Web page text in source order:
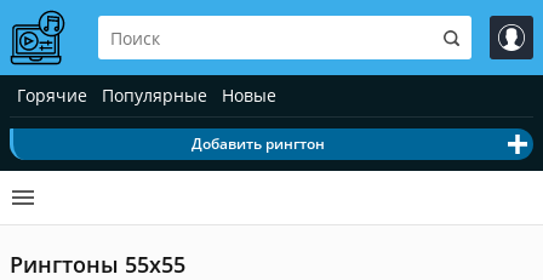
Горячие Популярные Новые
Добавить рингтон
Рингтоны 55x55